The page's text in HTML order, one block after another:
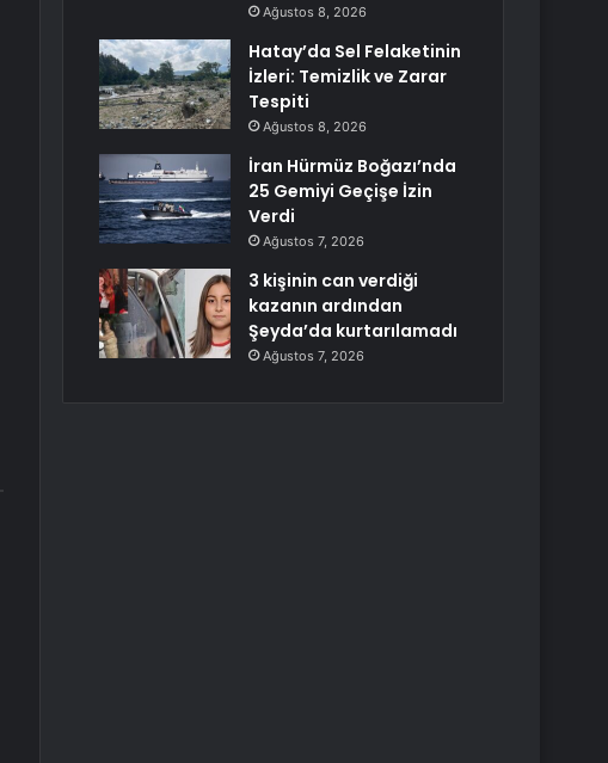
Ağustos 8, 2026
Hatay’da Sel Felaketinin
İzleri: Temizlik ve Zarar
Tespiti
Ağustos 8, 2026
İran Hürmüz Boğazı’nda
25 Gemiyi Geçişe İzin
Verdi
Ağustos 7, 2026
3 kişinin can verdiği
kazanın ardından
Şeyda’da kurtarılamadı
Ağustos 7, 2026